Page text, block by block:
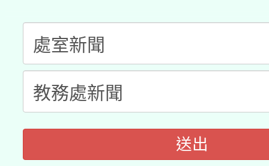
送出